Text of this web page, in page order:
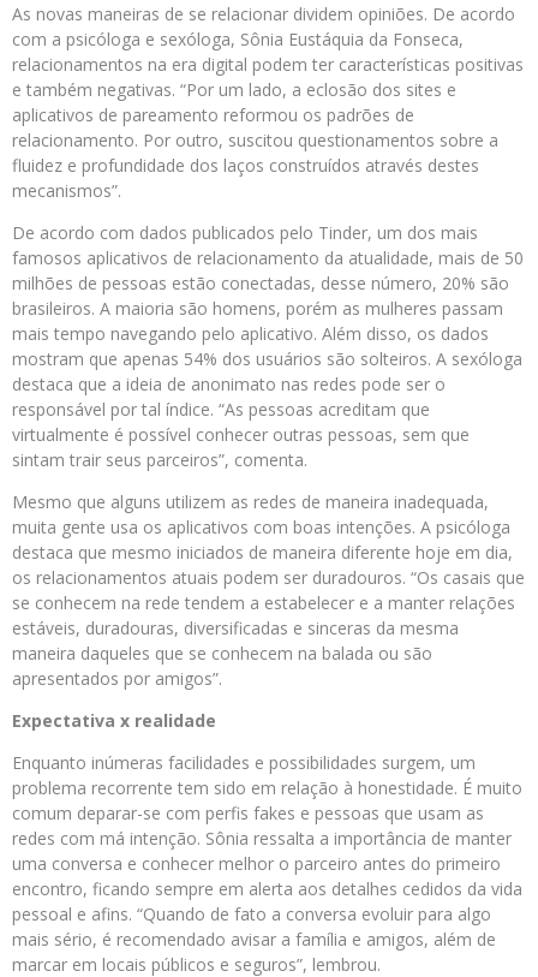
As novas maneiras de se relacionar dividem opiniões. De acordo
com a psicóloga e sexóloga, Sônia Eustáquia da Fonseca,
relacionamentos na era digital podem ter características positivas
e também negativas. “Por um lado, a eclosão dos sites e
aplicativos de pareamento reformou os padrões de
relacionamento. Por outro, suscitou questionamentos sobre a
fluidez e profundidade dos laços construídos através destes
mecanismos”.
De acordo com dados publicados pelo Tinder, um dos mais
famosos aplicativos de relacionamento da atualidade, mais de 50
milhões de pessoas estão conectadas, desse número, 20% são
brasileiros. A maioria são homens, porém as mulheres passam
mais tempo navegando pelo aplicativo. Além disso, os dados
mostram que apenas 54% dos usuários são solteiros. A sexóloga
destaca que a ideia de anonimato nas redes pode ser o
responsável por tal índice. “As pessoas acreditam que
virtualmente é possível conhecer outras pessoas, sem que
sintam trair seus parceiros”, comenta.
Mesmo que alguns utilizem as redes de maneira inadequada,
muita gente usa os aplicativos com boas intenções. A psicóloga
destaca que mesmo iniciados de maneira diferente hoje em dia,
os relacionamentos atuais podem ser duradouros. “Os casais que
se conhecem na rede tendem a estabelecer e a manter relações
estáveis, duradouras, diversificadas e sinceras da mesma
maneira daqueles que se conhecem na balada ou são
apresentados por amigos”.
Expectativa x realidade
Enquanto inúmeras facilidades e possibilidades surgem, um
problema recorrente tem sido em relação à honestidade. É muito
comum deparar-se com perfis fakes e pessoas que usam as
redes com má intenção. Sônia ressalta a importância de manter
uma conversa e conhecer melhor o parceiro antes do primeiro
encontro, ficando sempre em alerta aos detalhes cedidos da vida
pessoal e afins. “Quando de fato a conversa evoluir para algo
mais sério, é recomendado avisar a família e amigos, além de
marcar em locais públicos e seguros”, lembrou.